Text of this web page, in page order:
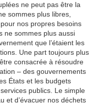
ne peut pas être la
sommes plus libres,
nos propres besoins
ne sommes plus aussi
que l’étaient les
Une part toujours plus
consacrée à résoudre
– des gouvernements
États et les budgets
publics. Le simple
et d’évacuer nos déchets